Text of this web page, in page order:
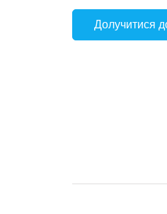
Долучитися